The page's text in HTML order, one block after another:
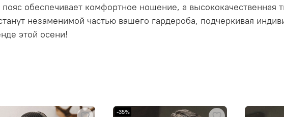
обеспечивает комфортное ношение, а высококачественная
незаменимой частью вашего гардероба, подчеркивая
этой осени!
-35%